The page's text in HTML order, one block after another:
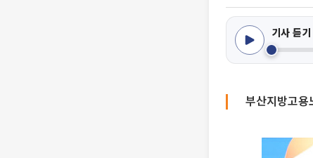
기사 듣기
부산지방고용